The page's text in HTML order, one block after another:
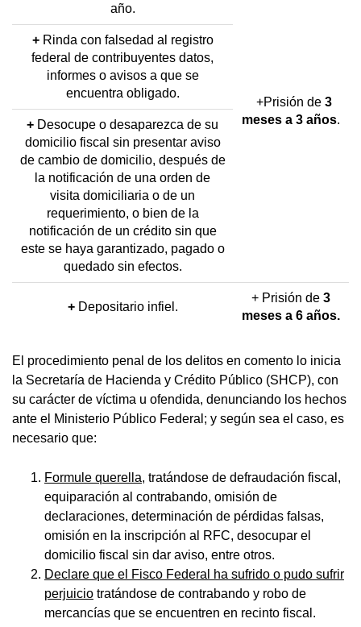
año.
+Prisión de 3
meses a 3 años.
+Rinda con falsedad al registro
federal de contribuyentes datos,
informes o avisos a que se
encuentra obligado.
+ Desocupe o desaparezca de su
domicilio fiscal sin presentar aviso
de cambio de domicilio, después de
la notificación de una orden de
visita domiciliaria o de un
requerimiento, o bien de la
notificación de un crédito sin que
este se haya garantizado, pagado o
quedado sin efectos.
+ Depositario infiel.
+ Prisión de 3
meses a 6 años.
El procedimiento penal de los delitos en comento lo inicia
la Secretaría de Hacienda y Crédito Público (SHCP), con
su carácter de víctima u ofendida, denunciando los hechos
ante el Ministerio Público Federal; y según sea el caso, es
necesario que:
Formule querella, tratándose de defraudación fiscal,
equiparación al contrabando, omisión de
declaraciones, determinación de pérdidas falsas,
omisión en la inscripción al RFC, desocupar el
domicilio fiscal sin dar aviso, entre otros.
Declare que el Fisco Federal ha sufrido o pudo sufrir
perjuicio tratándose de contrabando y robo de
mercancías que se encuentren en recinto fiscal.